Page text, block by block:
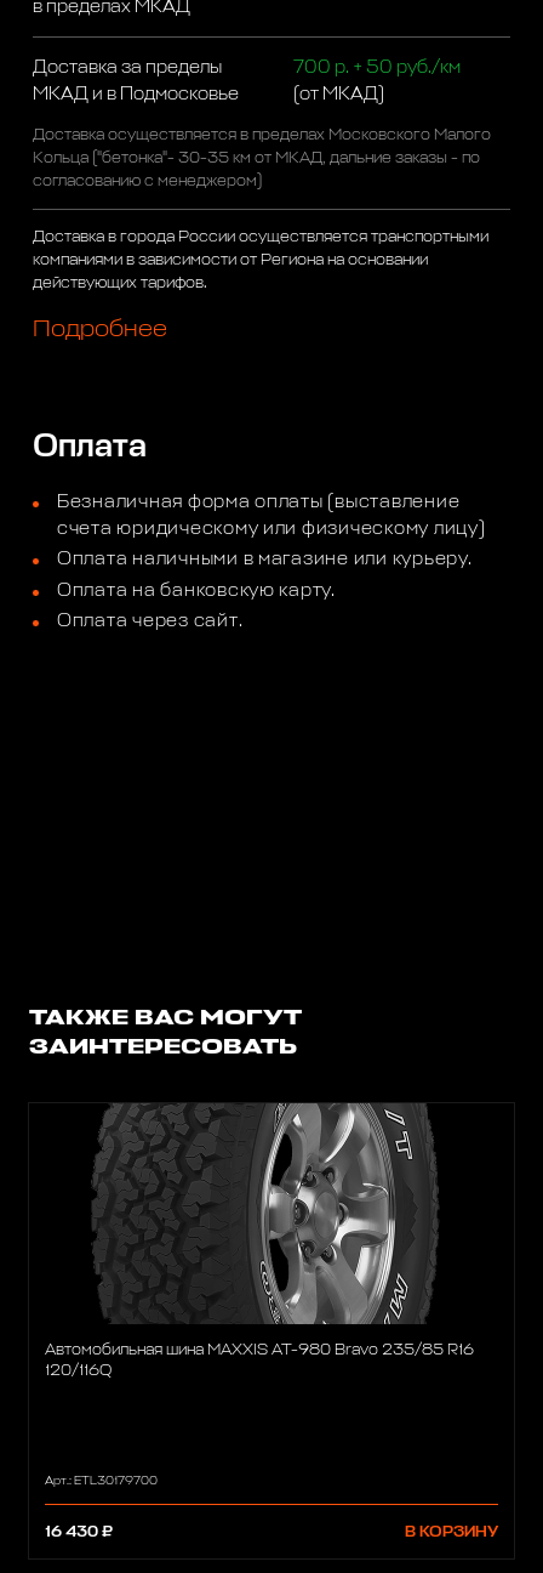
в пределах МКАД
Доставка за пределы
МКАД и в Подмосковье
700 р. + 50 руб./км
(от МКАД)
Доставка осуществляется в пределах Московского Малого
Кольца ("бетонка"- 30-35 км от МКАД, дальние заказы - по
согласованию с менеджером)
Доставка в города России осуществляется транспортными
компаниями в зависимости от Региона на основании
действующих тарифов.
Подробнее
Оплата
Безналичная форма оплаты (выставление
счета юридическому или физическому лицу)
Оплата наличными в магазине или курьеру.
Оплата на банковскую карту.
Оплата через сайт.
ТАКЖЕ ВАС МОГУТ
ЗАИНТЕРЕСОВАТЬ
Автомобильная шина MAXXIS AT-980 Bravo 235/85 R16
120/116Q
Арт.: ETL30179700
16 430 ₽ В КОРЗИНУ